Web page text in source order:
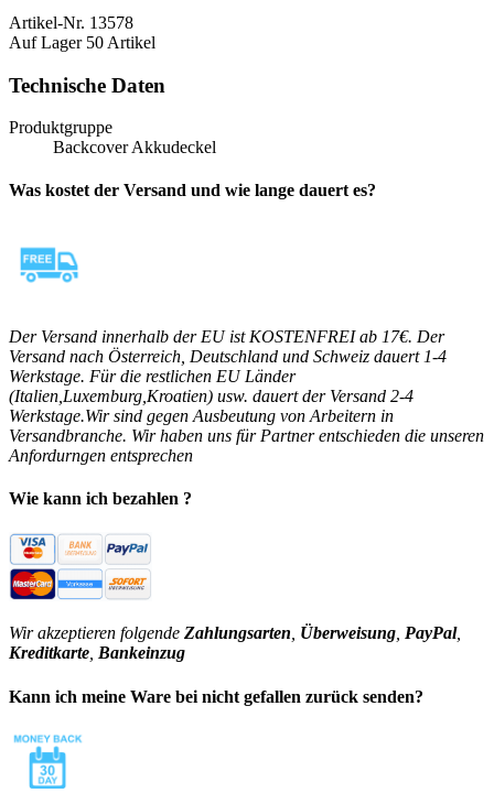
Artikel-Nr. 13578
Auf Lager 50 Artikel
Technische Daten
Produktgruppe
Backcover Akkudeckel
Was kostet der Versand und wie lange dauert es?
Der Versand innerhalb der EU ist KOSTENFREI ab 17€. Der
Versand nach Österreich, Deutschland und Schweiz dauert 1-4
Werkstage. Für die restlichen EU Länder
(Italien,Luxemburg,Kroatien) usw. dauert der Versand 2-4
Werkstage.Wir sind gegen Ausbeutung von Arbeitern in
Versandbranche. Wir haben uns für Partner entschieden die unseren
Anfordurngen entsprechen
Wie kann ich bezahlen ?
Wir akzeptieren folgende Zahlungsarten Überweisung PayPal,
Kreditkarte Bankeinzug
Kann ich meine Ware bei nicht gefallen zurück senden?